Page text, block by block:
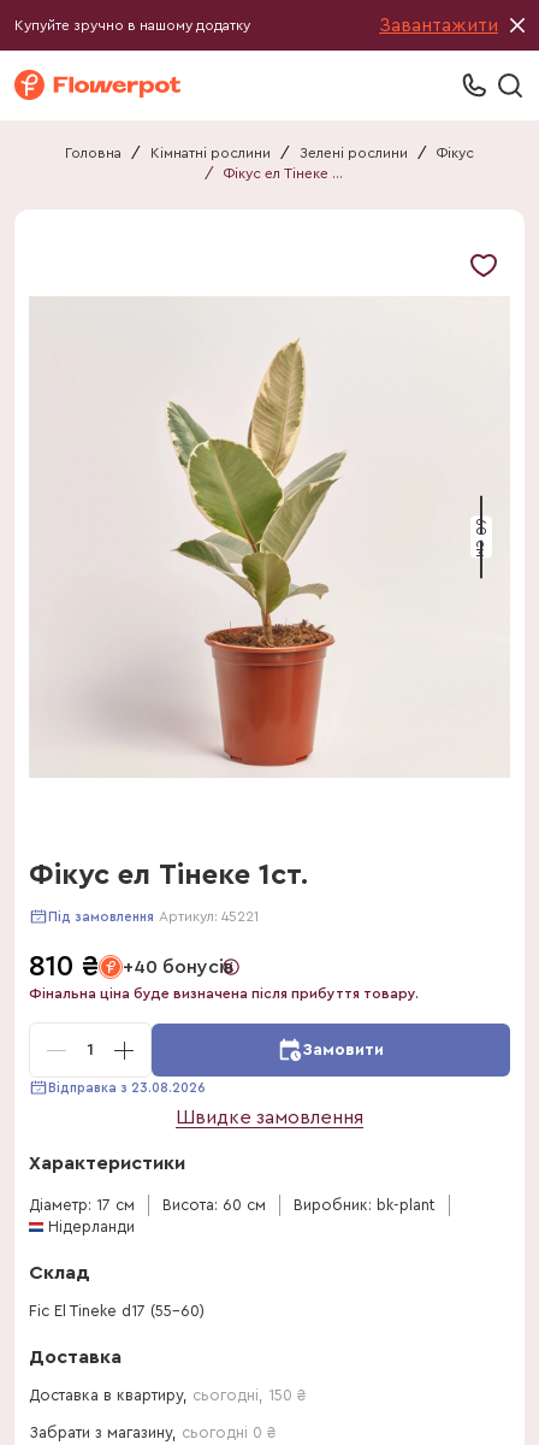
Купуйте зручно в нашому додатку Завантажити
Головна / Кімнатні рослини / Зелені рослини /
Фікус
/
Фікус ел Тінеке 1ст.
60 см
Фікус ел Тінеке 1ст.
Під замовлення Артикул: 45221
810 ₴ +40 бонусів
Фінальна ціна буде визначена після прибуття товару.
1 Замовити
Відправка з 23.08.2026
Швидке замовлення
Характеристики
Діаметр: 17 см Висота: 60 см
Виробник: bk-plant
Нідерланди
Склад
Fic El Tineke d17 (55-60)
Доставка
Доставка в квартиру, сьогодні 150 ₴
Забрати з магазину, сьогодні 0 ₴